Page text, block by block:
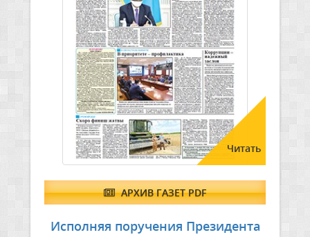
Читать
АРХИВ ГАЗЕТ PDF
Исполняя поручения Президента